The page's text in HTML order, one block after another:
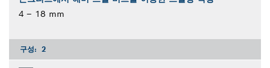
4 – 18 mm
구성: 2